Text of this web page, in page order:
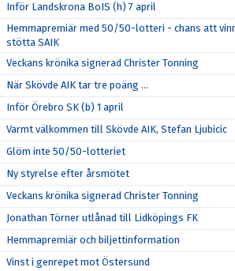
Inför Landskrona BoIS (h) 7 april
Hemmapremiär med 50/50-lotteri - chans att
stötta SAIK
Veckans krönika signerad Christer Tonning
När Skövde AIK tar tre poäng ...
Inför Örebro SK (b) 1 april
Varmt välkommen till Skövde AIK, Stefan Ljubicic
Glöm inte 50/50-lotteriet
Ny styrelse efter årsmötet
Veckans krönika signerad Christer Tonning
Jonathan Törner utlånad till Lidköpings FK
Hemmapremiär och biljettinformation
Vinst i genrepet mot Östersund